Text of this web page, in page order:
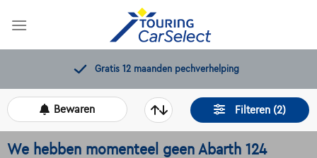
Gratis 12 maanden pechverhelping
Filteren (2)
Bewaren
We hebben momenteel geen Abarth 124